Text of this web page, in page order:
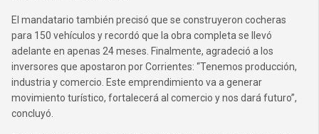
El mandatario también precisó que se construyeron cocheras
para 150 vehículos y recordó que la obra completa se llevó
adelante en apenas 24 meses. Finalmente, agradeció a los
inversores que apostaron por Corrientes: “Tenemos producción,
industria y comercio. Este emprendimiento va a generar
movimiento turístico, fortalecerá al comercio y nos dará futuro”,
concluyó.